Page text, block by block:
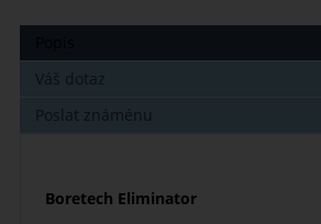
Váš dotaz
Poslat známénu
Boretech Eliminator